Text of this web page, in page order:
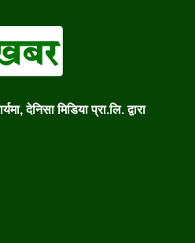
देनिसा मिडिया प्रा.लि. द्वारा